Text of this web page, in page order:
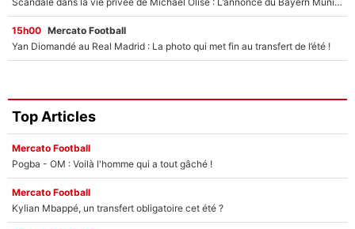
15h00 Mercato Football
Yan Diomandé au Real Madrid : La photo qui met fin au transfert de l’été !
Top Articles
Mercato Football
Pogba - OM : Voilà l'homme qui a tout gâché !
Mercato Football
Kylian Mbappé, un transfert obligatoire cet été ?